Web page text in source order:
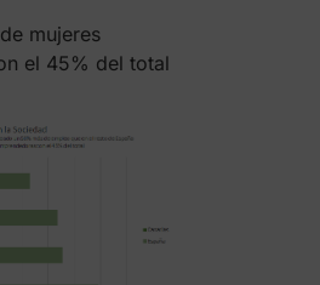
mujeres
el 45% del total